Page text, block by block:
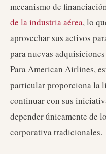
mecanismo de
de la industria aérea, lo
aprovechar sus activos
para nuevas
Para American Airlines,
particular proporciona la
continuar con sus
depender únicamente de
corporativa tradicionales.